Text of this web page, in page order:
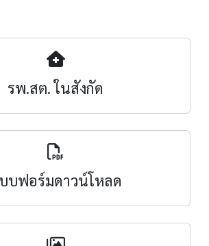
รพ.สต. ในสังกัด
บฟอร์มดาวน์โหลด